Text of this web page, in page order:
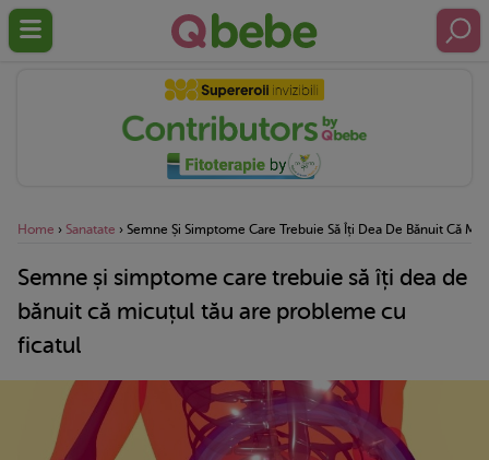
Home › Sanatate › Semne Și Simptome Care Trebuie Să Îți Dea De Bănuit Că
Semne și simptome care trebuie să îți dea de
bănuit că micuțul tău are probleme cu
ficatul